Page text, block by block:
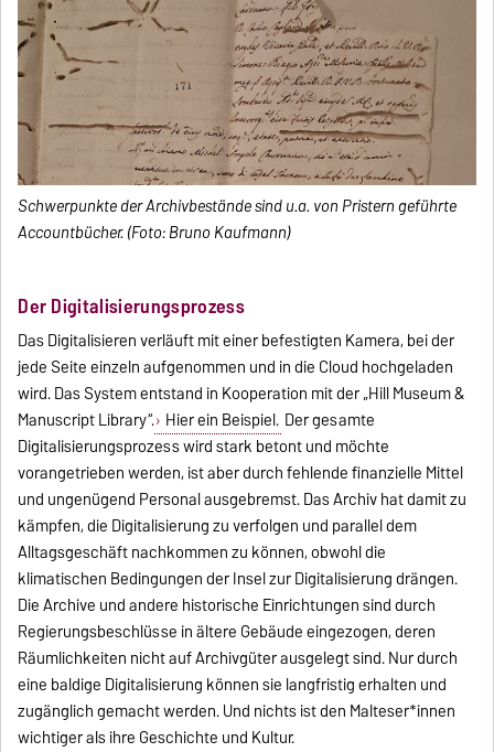
Schwerpunkte der Archivbestände sind u.a. von Pristern geführte
Accountbücher. (Foto: Bruno Kaufmann)
Der Digitalisierungsprozess
Das Digitalisieren verläuft mit einer befestigten Kamera, bei der
jede Seite einzeln aufgenommen und in die Cloud hochgeladen
wird. Das System entstand in Kooperation mit der „Hill Museum &
Manuscript Library“. Hier ein Beispiel. Der gesamte
Digitalisierungsprozess wird stark betont und möchte
vorangetrieben werden, ist aber durch fehlende finanzielle Mittel
und ungenügend Personal ausgebremst. Das Archiv hat damit zu
kämpfen, die Digitalisierung zu verfolgen und parallel dem
Alltagsgeschäft nachkommen zu können, obwohl die
klimatischen Bedingungen der Insel zur Digitalisierung drängen.
Die Archive und andere historische Einrichtungen sind durch
Regierungsbeschlüsse in ältere Gebäude eingezogen, deren
Räumlichkeiten nicht auf Archivgüter ausgelegt sind. Nur durch
eine baldige Digitalisierung können sie langfristig erhalten und
zugänglich gemacht werden. Und nichts ist den Malteser*innen
wichtiger als ihre Geschichte und Kultur.